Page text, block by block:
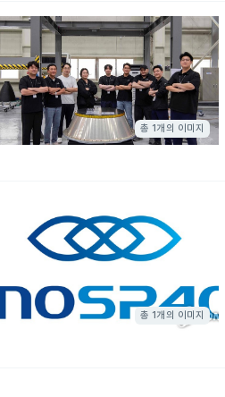
총 1개의 이미지
총 1개의 이미지